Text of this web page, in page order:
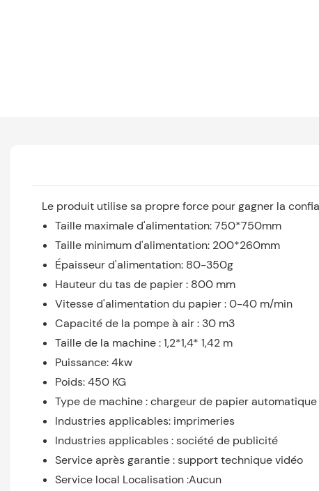
Le produit utilise sa propre force pour gagner la
Taille maximale d'alimentation: 750*750mm
Taille minimum d'alimentation: 200*260mm
Épaisseur d'alimentation: 80-350g
Hauteur du tas de papier : 800 mm
Vitesse d'alimentation du papier : 0-40 m/min
Capacité de la pompe à air : 30 m3
Taille de la machine : 1,2*1,4* 1,42 m
Puissance: 4kw
Poids: 450 KG
Type de machine : chargeur de papier automatique
Industries applicables: imprimeries
Industries applicables : société de publicité
Service après garantie : support technique vidéo
Service local Localisation :Aucun